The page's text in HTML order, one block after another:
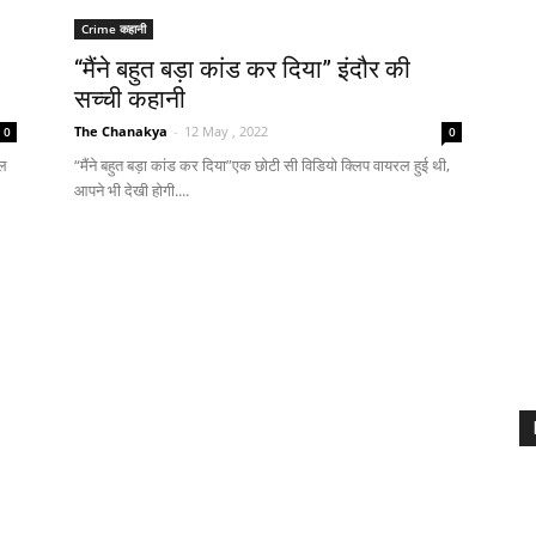
0
Crime कहानी
“मैंने बहुत बड़ा कांड कर दिया” इंदौर की
सच्ची कहानी
The Chanakya - 12 May , 2022 0
“मैंने बहुत बड़ा कांड कर दिया”एक छोटी सी विडियो क्लिप वायरल हुई थी,
आपने भी देखी होगी....